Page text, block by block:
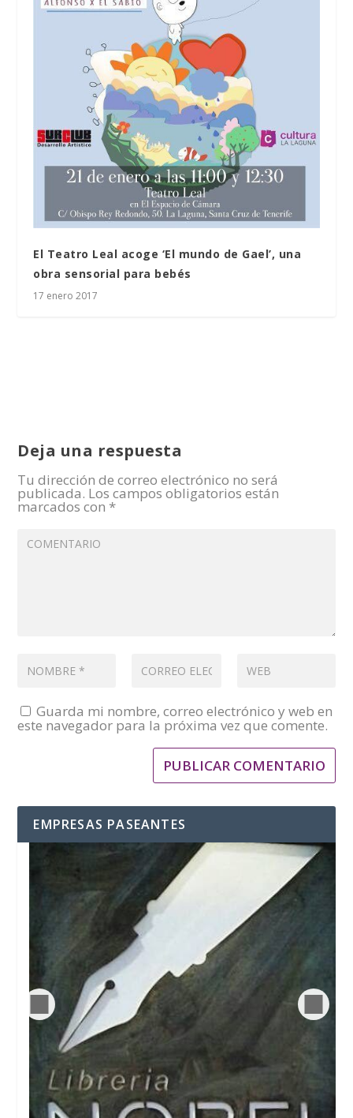
El Teatro Leal acoge ‘El mundo de Gael’, una
obra sensorial para bebés
17 enero 2017
Deja una respuesta
Tu dirección de correo electrónico no será
publicada. Los campos obligatorios están
marcados con *
Guarda mi nombre, correo electrónico y web en
este navegador para la próxima vez que comente.
EMPRESAS PASEANTES